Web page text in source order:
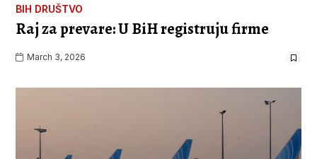
BIH DRUŠTVO
Raj za prevare: U BiH registruju firme
March 3, 2026